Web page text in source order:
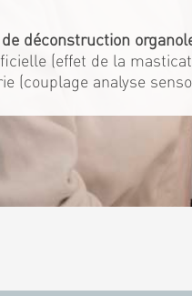
déconstruction
(effet de la
(couplage analyse